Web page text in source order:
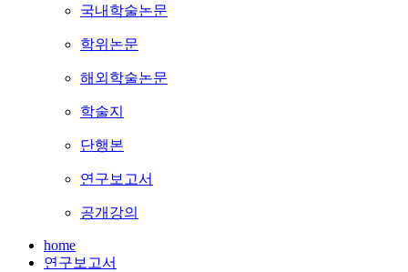
국내학술논문
학위논문
해외학술논문
학술지
단행본
연구보고서
공개강의
home
연구보고서